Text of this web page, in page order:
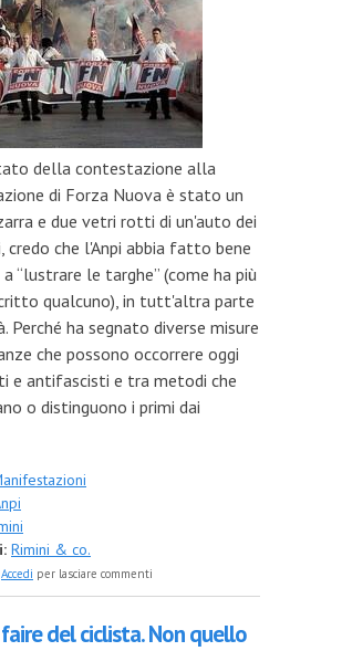
della contestazione alla
di Forza Nuova è stato un
e due vetri rotti di un'auto dei
credo che l'Anpi abbia fatto bene
a “lustrare le targhe” (come ha più
qualcuno), in tutt'altra parte
Perché ha segnato diverse misure
che possono occorrere oggi
e antifascisti e tra metodi che
o distinguono i primi dai
Rimini & co.
Quel che resta sono solo vetri e petardi scoppiati
Accedi per lasciare commenti
del ciclista. Non quello